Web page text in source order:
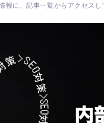
報に、記事一覧からアクセス